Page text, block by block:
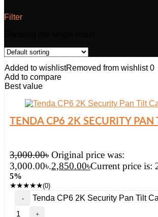
Filter
Added to wishlistRemoved from wishlist 0
Add to compare
Best value
TENDA CP6 2K SECURITY
3,000.00৳ Original price was:
3,000.00৳.2,850.00৳Current price is:
5%
★★★★★(0)
Tenda CP6 2K Security Pan Tilt